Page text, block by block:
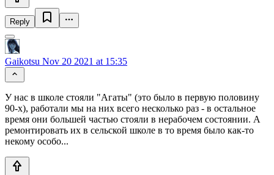
Reply
Gaikotsu Nov 20 2021 at 15:35
У нас в школе стояли "Агаты" (это было в первую половину
90-х), работали мы на них всего несколько раз - в остальное
время они большей частью стояли в нерабочем состоянии. А
ремонтировать их в сельской школе в то время было как-то
некому особо...